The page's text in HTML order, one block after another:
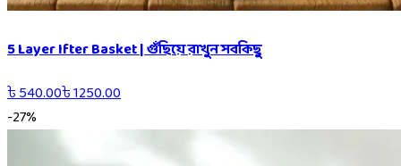
5 Layer Ifter Basket | গুঁছিয়ে রাখুন সবকিছু
৳540.00৳1250.00
-27%